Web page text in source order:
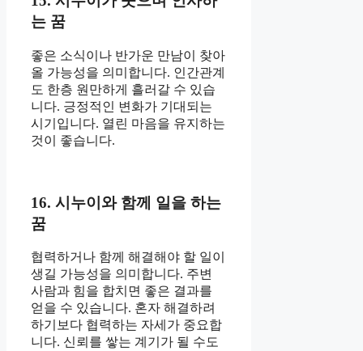
는 꿈
좋은 소식이나 반가운 만남이 찾아
올 가능성을 의미합니다. 인간관계
도 한층 원만하게 흘러갈 수 있습
니다. 긍정적인 변화가 기대되는
시기입니다. 열린 마음을 유지하는
것이 좋습니다.
16. 시누이와 함께 일을 하는
꿈
협력하거나 함께 해결해야 할 일이
생길 가능성을 의미합니다. 주변
사람과 힘을 합치면 좋은 결과를
얻을 수 있습니다. 혼자 해결하려
하기보다 협력하는 자세가 중요합
니다. 신뢰를 쌓는 계기가 될 수도